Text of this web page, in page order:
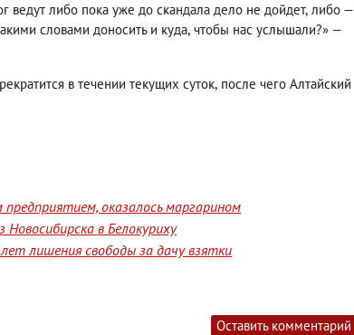
ведут либо пока уже до скандала дело не дойдет, либо —
словами доносить и куда, чтобы нас услышали?» —
в течении текущих суток, после чего Алтайский
оказалось маргарином
в Белокуриху
лишения свободы за дачу взятки
Оставить комментарий